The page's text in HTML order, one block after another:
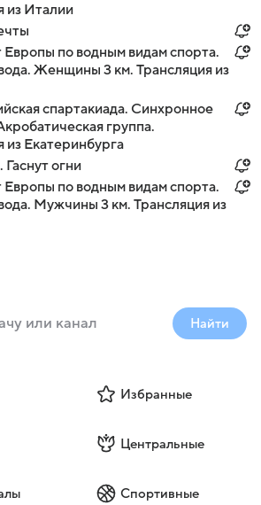
из Италии
по водным видам спорта.
Женщины 3 км. Трансляция из
спартакиада. Синхронное
группа.
из Екатеринбурга
огни
по водным видам спорта.
Мужчины 3 км. Трансляция из
Найти
Избранные
Центральные
Спортивные